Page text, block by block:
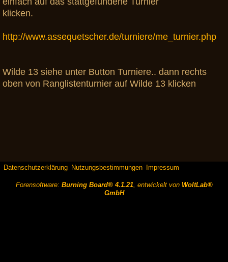
klicken.
http://www.assequetscher.de/turniere/me_turnier.php
Wilde 13 siehe unter Button Turniere.. dann rechts
oben von Ranglistenturnier auf Wilde 13 klicken
Datenschutzerklärung Nutzungsbestimmungen Impressum
Forensoftware: Burning Board® 4.1.21, entwickelt von WoltLab®
GmbH